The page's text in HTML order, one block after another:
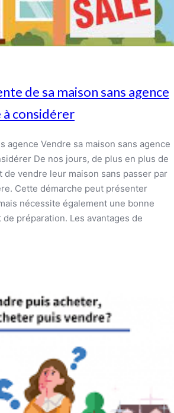
de sa maison sans agence
considérer
agence Vendre sa maison sans agence
De nos jours, de plus en plus de
vendre leur maison sans passer par
Cette démarche peut présenter
nécessite également une bonne
de préparation. Les avantages de